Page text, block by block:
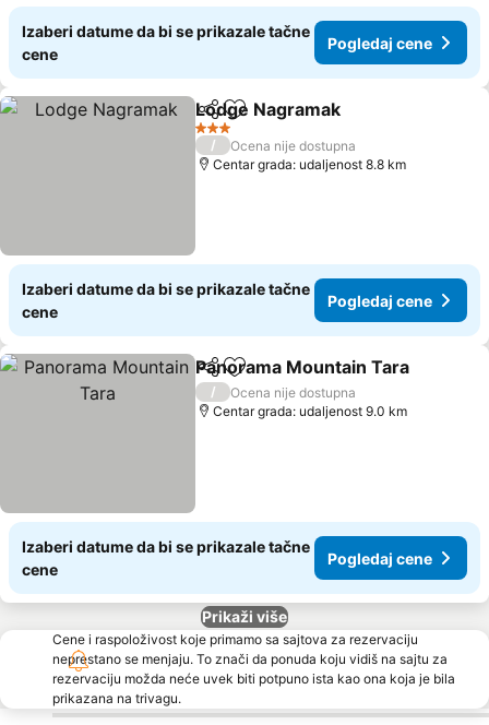
Izaberi datume da bi se prikazale tačne
cene
Pogledaj cene
Deli Dodati u favorite
Lodge Nagramak
3 Zvezdice
/
Ocena nije dostupna
Centar grada: udaljenost 8.8 km
Izaberi datume da bi se prikazale tačne
cene
Pogledaj cene
Deli Dodati u favorite
Panorama Mountain Tara
/
Ocena nije dostupna
Centar grada: udaljenost 9.0 km
Izaberi datume da bi se prikazale tačne
cene
Pogledaj cene
Prikaži više
Cene i raspoloživost koje primamo sa sajtova za rezervaciju
neprestano se menjaju. To znači da ponuda koju vidiš na sajtu za
rezervaciju možda neće uvek biti potpuno ista kao ona koja je bila
prikazana na trivagu.